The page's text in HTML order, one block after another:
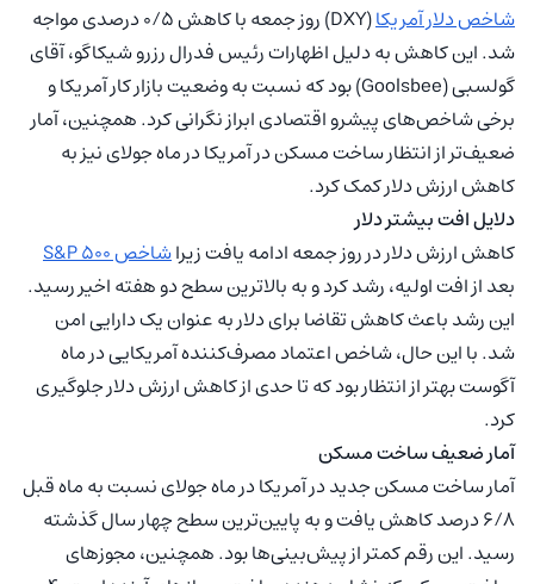
شاخص دلار آمریکا
(DXY) روز جمعه با کاهش ۰/۵ درصدی مواجه
شد. این کاهش به دلیل اظهارات رئیس فدرال رزرو شیکاگو، آقای
گولسبی (Goolsbee) بود که نسبت به وضعیت بازار کار آمریکا و
برخی شاخص‌های پیشرو اقتصادی ابراز نگرانی کرد. همچنین، آمار
ضعیف‌تر از انتظار ساخت مسکن در آمریکا در ماه جولای نیز به
کاهش ارزش دلار کمک کرد.
دلایل افت بیشتر دلار
کاهش ارزش دلار در روز جمعه ادامه یافت زیراشاخص S&P 500
بعد از افت اولیه، رشد کرد و به بالاترین سطح دو هفته اخیر رسید.
این رشد باعث کاهش تقاضا برای دلار به عنوان یک دارایی امن
شد. با این حال، شاخص اعتماد مصرف‌کننده آمریکایی در ماه
آگوست بهتر از انتظار بود که تا حدی از کاهش ارزش دلار جلوگیری
کرد.
آمار ضعیف ساخت مسکن
آمار ساخت مسکن جدید در آمریکا در ماه جولای نسبت به ماه قبل
۶/۸ درصد کاهش یافت و به پایین‌ترین سطح چهار سال گذشته
رسید. این رقم کمتر از پیش‌بینی‌ها بود. همچنین، مجوزهای